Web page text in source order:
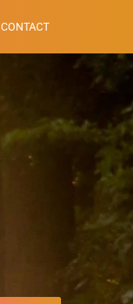
CONTACT